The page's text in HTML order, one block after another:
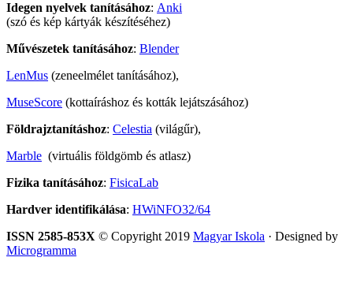
Idegen nyelvek tanításához: Anki
(szó és kép kártyák készítéséhez)
Művészetek tanításához: Blender
LenMus (zeneelmélet tanításához),
MuseScore (kottaíráshoz és kották lejátszásához)
Földrajztanításhoz: Celestia (világűr),
Marble (virtuális földgömb és atlasz)
Fizika tanításához: FisicaLab
Hardver identifikálása: HWiNFO32/64
ISSN 2585-853X © Copyright 2019 Magyar Iskola · Designed by
Microgramma